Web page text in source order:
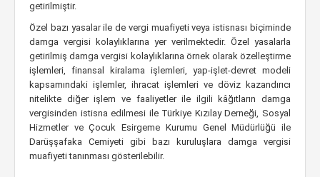
getirilmiştir.
Özel bazı yasalar ile de vergi muafiyeti veya istisnası biçiminde
damga vergisi kolaylıklarına yer verilmektedir. Özel yasalarla
getirilmiş damga vergisi kolaylıklarına örnek olarak özelleştirme
işlemleri, finansal kiralama işlemleri, yap-işlet-devret modeli
kapsamındaki işlemler, ihracat işlemleri ve döviz kazandırıcı
nitelikte diğer işlem ve faaliyetler ile ilgili kâğıtların damga
vergisinden istisna edilmesi ile Türkiye Kızılay Derneği, Sosyal
Hizmetler ve Çocuk Esirgeme Kurumu Genel Müdürlüğü ile
Darüşşafaka Cemiyeti gibi bazı kuruluşlara damga vergisi
muafiyeti tanınması gösterilebilir.